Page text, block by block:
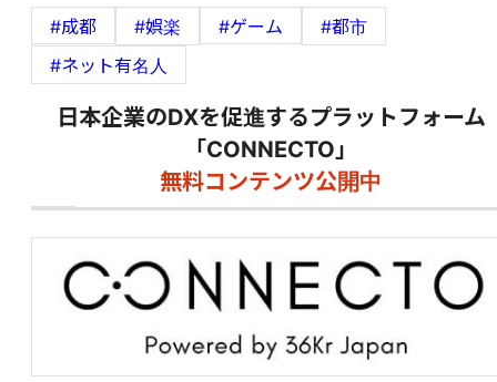
#成都 #娯楽 #ゲーム
#都市
#ネット有名人
日本企業のDXを促進するプラットフォーム
「CONNECTO」
無料コンテンツ公開中